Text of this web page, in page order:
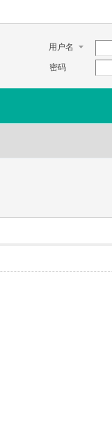
用户名
密码